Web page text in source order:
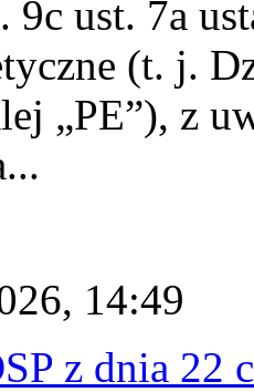
9c ust. 7a
(t. j.
„PE”), z
14:49
z dnia 22